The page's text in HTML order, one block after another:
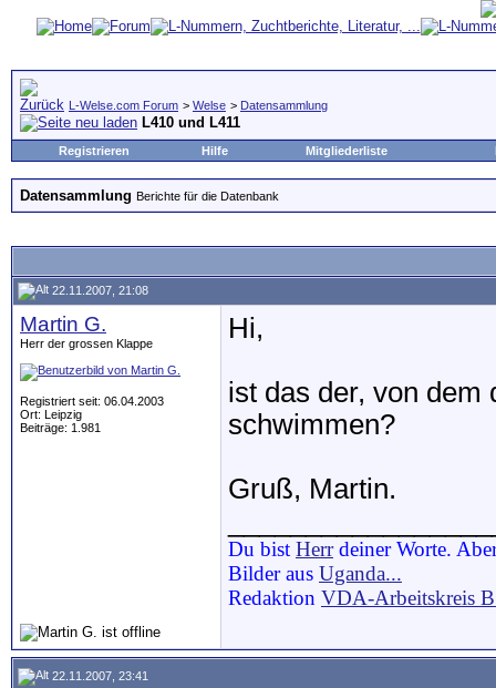
L-Welse.com Forum > Welse > Datensammlung
L410 und L411
Registrieren Hilfe Mitgliederliste
Datensammlung Berichte für die Datenbank
22.11.2007, 21:08
Martin G.
Herr der grossen Klappe
Registriert seit: 06.04.2003
Ort: Leipzig
Beiträge: 1.981
Hi,
ist das der, von dem
schwimmen?
Gruß, Martin.
Du bist Herrdeiner Worte.
Bilder aus Uganda...
Redaktion VDA-Arbeitskreis
22.11.2007, 23:41